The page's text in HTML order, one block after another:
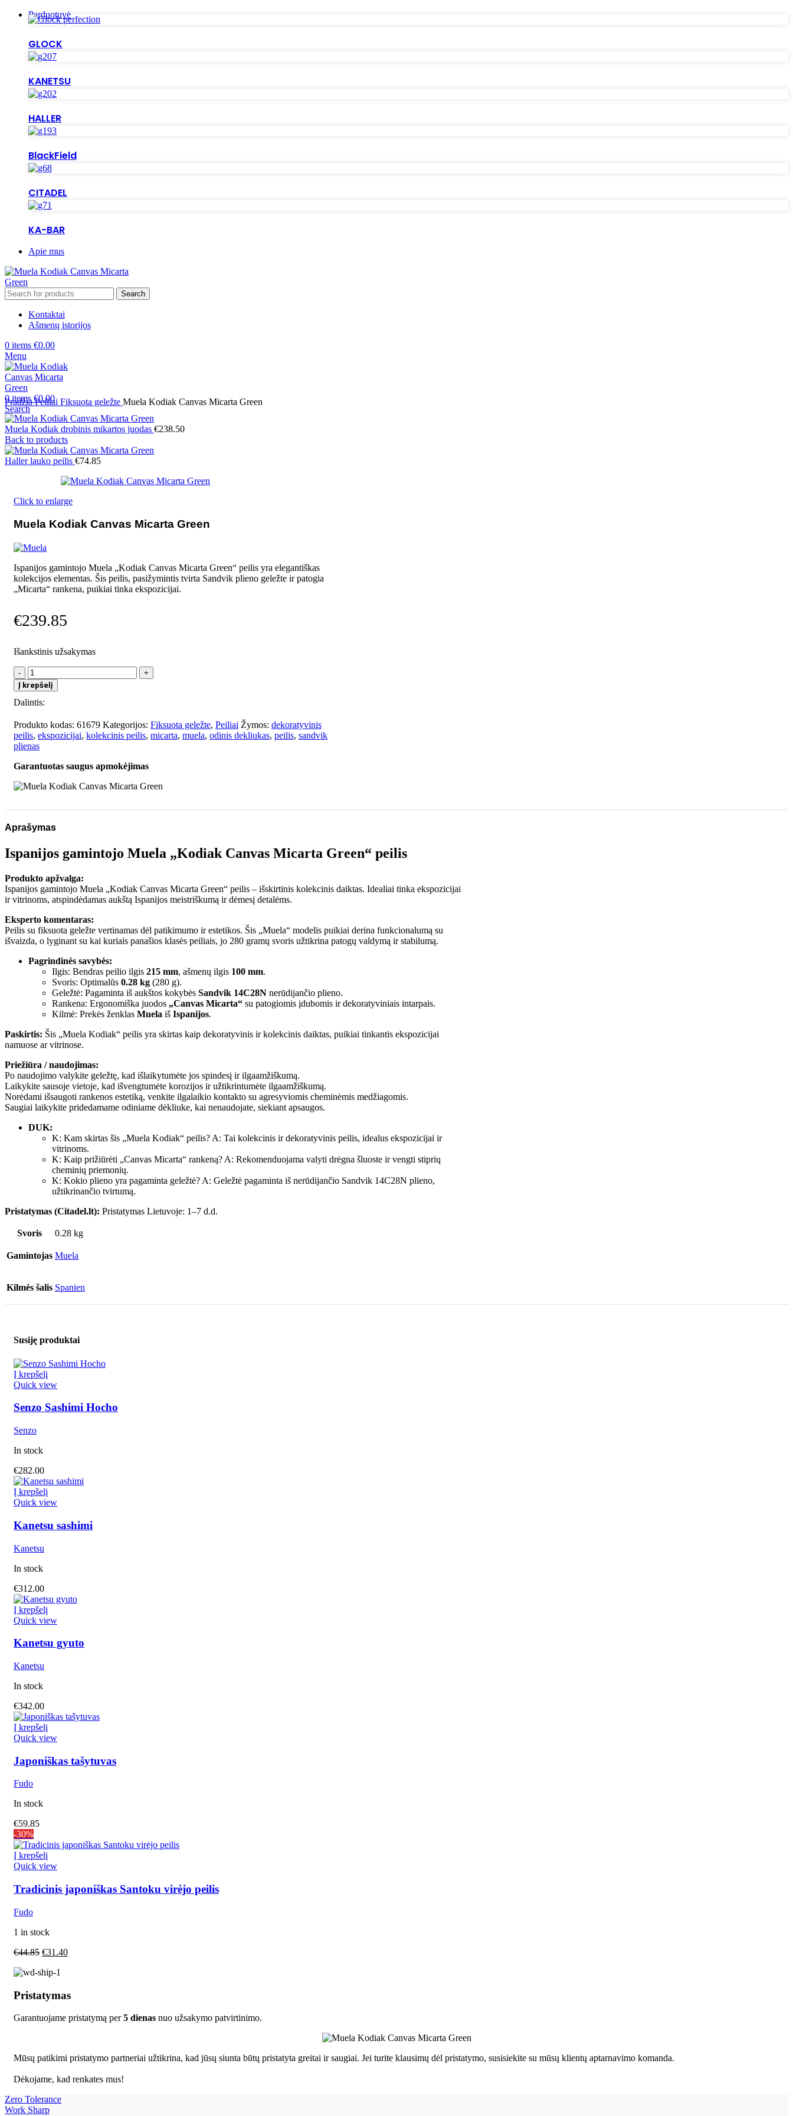
Parduotuvė
GLOCK
KANETSU
HALLER
BlackField
CITADEL
KA-BAR
Apie mus
Search
Kontaktai
Ašmenų istorijos
0 items €0.00
Menu
0items €0.00
Search
PradžiaPeiliai Fiksuota geležte Muela Kodiak Canvas Micarta Green
Muela Kodiak drobinis mikartos juodas €238.50
Back to products
Haller lauko peilis €74.85
Click to enlarge
Muela Kodiak Canvas Micarta Green
Ispanijos gamintojo Muela „Kodiak Canvas Micarta Green“ peilis yra elegantiškas
kolekcijos elementas. Šis peilis, pasižymintis tvirta Sandvik plieno geležte ir patogia
„Micarta“ rankena, puikiai tinka ekspozicijai.
€239.85
Išankstinis užsakymas
produkto
kiekis:
Muela
Kodiak
Micarta
Green
Į krepšelį
Dalintis:
Produkto kodas: 61679 Kategorijos: Fiksuota geležte, Peiliai Žymos: dekoratyvinis
peilis, ekspozicijai, kolekcinis peilis, micarta, muela, odinis dekliukas, peilis, sandvik
plienas
Garantuotas saugus apmokėjimas
Aprašymas
Ispanijos gamintojo Muela „Kodiak Canvas Micarta Green“ peilis
Produkto apžvalga:
Ispanijos gamintojo Muela „Kodiak Canvas Micarta Green“ peilis – išskirtinis kolekcinis daiktas. Idealiai tinka ekspozicijai
ir vitrinoms, atspindėdamas aukštą Ispanijos meistriškumą ir dėmesį detalėms.
Eksperto komentaras:
Peilis su fiksuota geležte vertinamas dėl patikimumo ir estetikos. Šis „Muela“ modelis puikiai derina funkcionalumą su
išvaizda, o lyginant su kai kuriais panašios klasės peiliais, jo 280 gramų svoris užtikrina patogų valdymą ir stabilumą.
Pagrindinės savybės:
Ilgis: Bendras peilio ilgis 215 mm, ašmenų ilgis 100 mm.
Svoris: Optimalūs 0.28 kg (280 g).
Geležtė: Pagaminta iš aukštos kokybės Sandvik 14C28N nerūdijančio plieno.
Rankena: Ergonomiška juodos „Canvas Micarta“ su patogiomis įdubomis ir dekoratyviniais intarpais.
Kilmė: Prekės ženklas Muela iš Ispanijos.
Paskirtis: Šis „Muela Kodiak“ peilis yra skirtas kaip dekoratyvinis ir kolekcinis daiktas, puikiai tinkantis ekspozicijai
namuose ar vitrinose.
Priežiūra / naudojimas:
Po naudojimo valykite geležtę, kad išlaikytumėte jos spindesį ir ilgaamžiškumą.
Laikykite sausoje vietoje, kad išvengtumėte korozijos ir užtikrintumėte ilgaamžiškumą.
Norėdami išsaugoti rankenos estetiką, venkite ilgalaikio kontakto su agresyviomis cheminėmis medžiagomis.
Saugiai laikykite pridedamame odiniame dėkliuke, kai nenaudojate, siekiant apsaugos.
DUK:
K: Kam skirtas šis „Muela Kodiak“ peilis? A: Tai kolekcinis ir dekoratyvinis peilis, idealus ekspozicijai ir
vitrinoms.
K: Kaip prižiūrėti „Canvas Micarta“ rankeną? A: Rekomenduojama valyti drėgna šluoste ir vengti stiprių
cheminių priemonių.
K: Kokio plieno yra pagaminta geležtė? A: Geležtė pagaminta iš nerūdijančio Sandvik 14C28N plieno,
užtikrinančio tvirtumą.
Pristatymas (Citadel.lt): Pristatymas Lietuvoje: 1–7 d.d.
Svoris 0.28 kg
Gamintojas Muela
Kilmės šalis Spanien
Susiję produktai
Į krepšelį
Quick view
Senzo Sashimi Hocho
Senzo
In stock
€282.00
Į krepšelį
Quick view
Kanetsu sashimi
Kanetsu
In stock
€312.00
Į krepšelį
Quick view
Kanetsu gyuto
Kanetsu
In stock
€342.00
Į krepšelį
Quick view
Japoniškas tašytuvas
Fudo
In stock
€59.85
-30%
Į krepšelį
Quick view
Tradicinis japoniškas Santoku virėjo peilis
Fudo
1 in stock
€44.85 €31.40
Pristatymas
Garantuojame pristatymą per5 dienas nuo užsakymo patvirtinimo.
Mūsų patikimi pristatymo partneriai užtikrina, kad jūsų siunta būtų pristatyta greitai ir saugiai. Jei turite klausimų dėl pristatymo, susisiekite su mūsų klientų aptarnavimo komanda.
Dėkojame, kad renkates mus!
Zero Tolerance
Work Sharp